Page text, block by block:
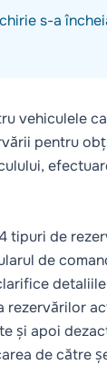
s-a
vehiculele
pentru
tipuri de
de
rezervărilor
și apoi
de către